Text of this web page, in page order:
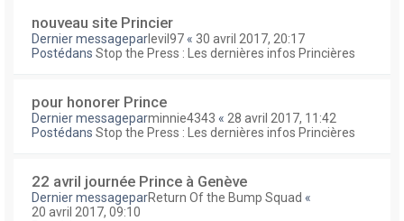
nouveau site Princier
Dernier messageparlevil97 « 30 avril 2017, 20:17
Postédans Stop the Press : Les dernières infos Princières
pour honorer Prince
Dernier messageparminnie4343 « 28 avril 2017, 11:42
Postédans Stop the Press : Les dernières infos Princières
22 avril journée Prince à Genève
Dernier messageparReturn Of the Bump Squad «
20 avril 2017, 09:10